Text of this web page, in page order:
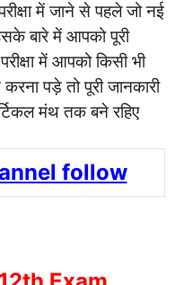
में जाने से पहले जो नई
बारे में आपको पूरी
में आपको किसी भी
पड़े तो पूरी जानकारी
मंथ तक बने रहिए
follow